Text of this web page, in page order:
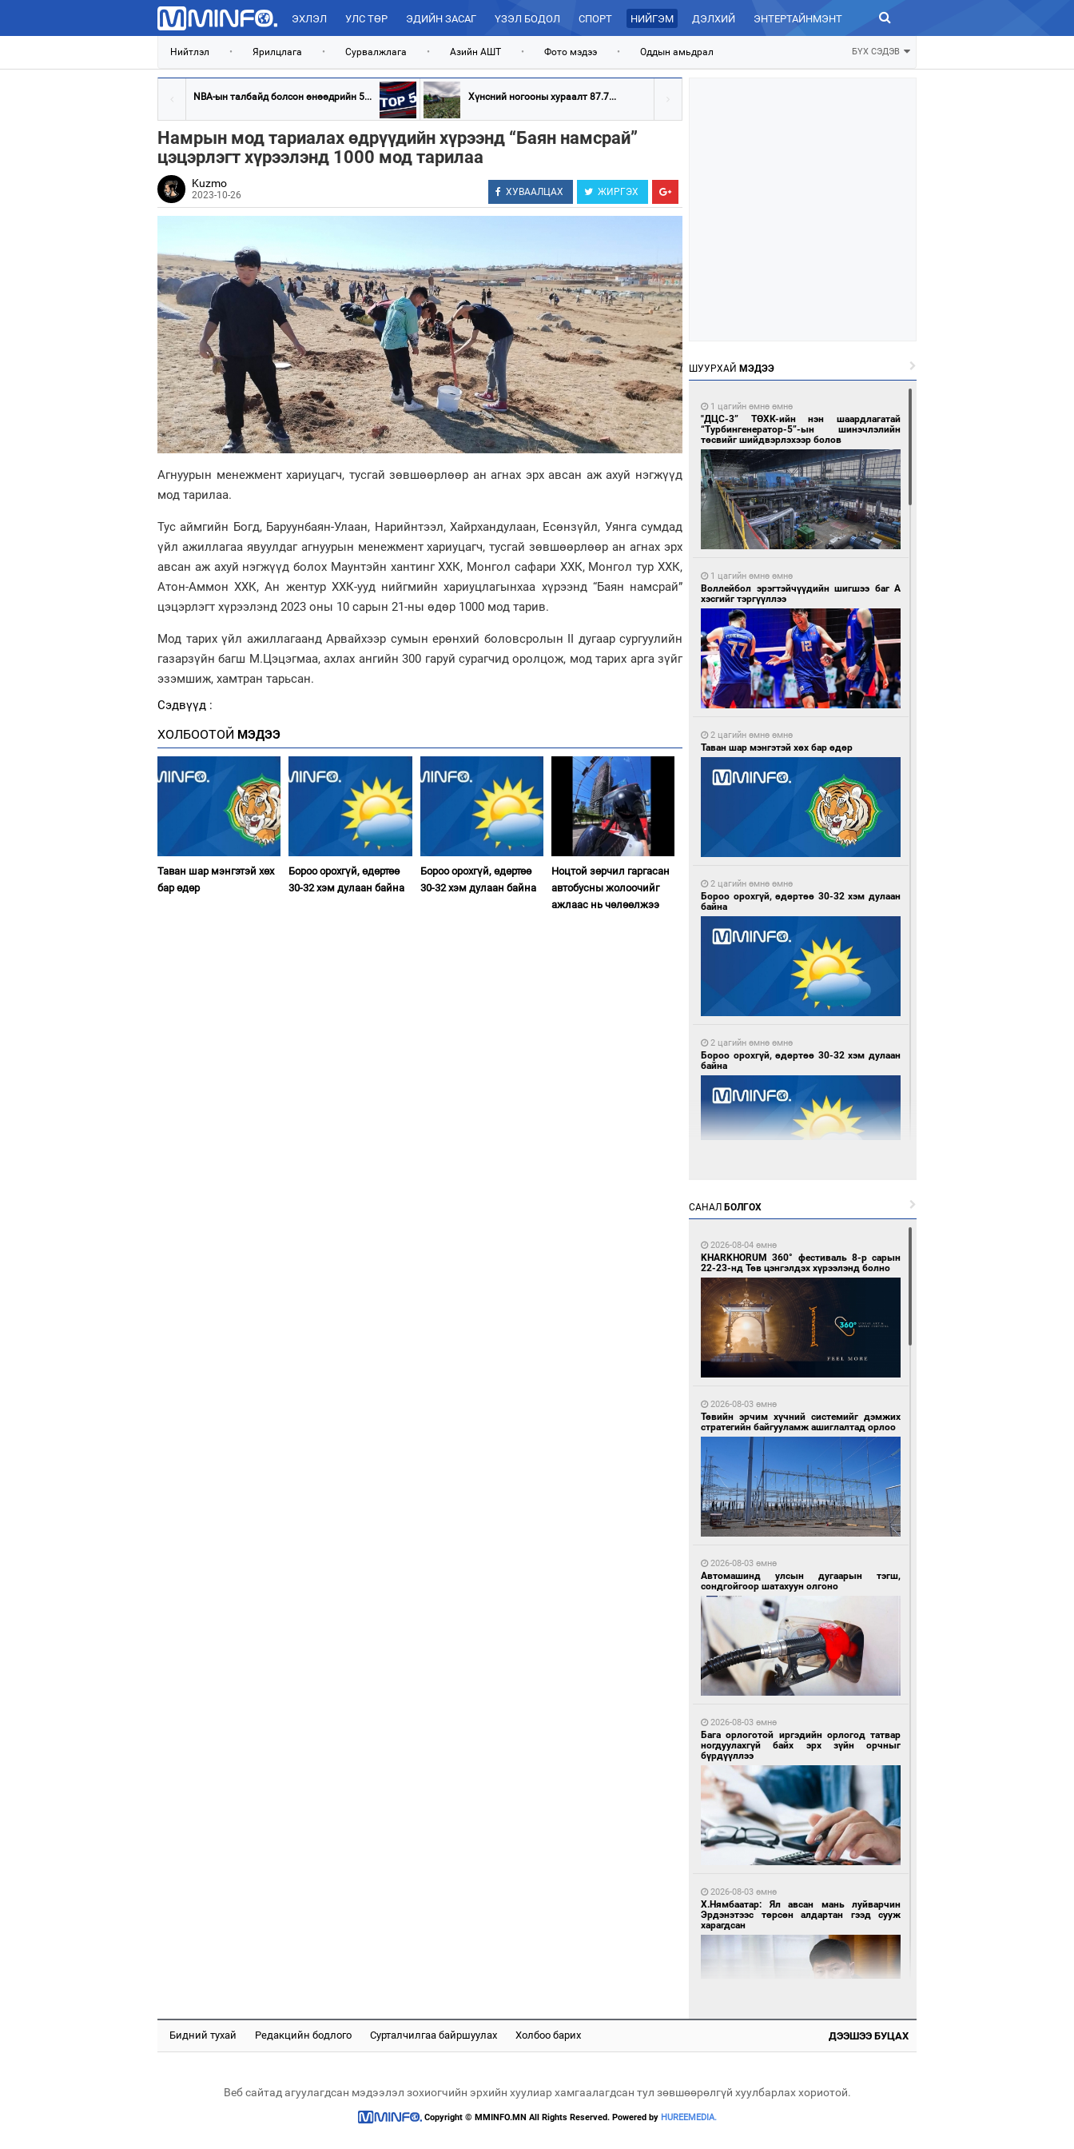
ЭХЛЭЛ УЛС ТӨР ЭДИЙН ЗАСАГ ҮЗЭЛ БОДОЛ СПОРТ НИЙГЭМ ДЭЛХИЙ ЭНТЕРТАЙНМЭНТ ЗУРХАЙ
Нийтлэл • Ярилцлага • Сурвалжлага • Азийн АШТ • Фото мэдээ • Оддын амьдрал БҮХ СЭДЭВ
NBA-ын талбайд болсон өнөөдрийн 5... Хүнсний ногооны хураалт 87.7...
Намрын мод тариалах өдрүүдийн хүрээнд “Баян намсрай”
цэцэрлэгт хүрээлэнд 1000 мод тарилаа
Kuzmo
2023-10-26 ХУВААЛЦАХ ЖИРГЭХ
Агнуурын менежмент хариуцагч, тусгай зөвшөөрлөөр ан агнах эрх авсан аж ахуй нэгжүүд
мод тарилаа.
Тус аймгийн Богд, Баруунбаян-Улаан, Нарийнтээл, Хайрхандулаан, Есөнзүйл, Уянга сумдад
үйл ажиллагаа явуулдаг агнуурын менежмент хариуцагч, тусгай зөвшөөрлөөр ан агнах эрх
авсан аж ахуй нэгжүүд болох Маунтэйн хантинг ХХК, Монгол сафари ХХК, Монгол тур ХХК,
Атон-Аммон ХХК, Ан жентур ХХК-ууд нийгмийн хариуцлагынхаа хүрээнд “Баян намсрай”
цэцэрлэгт хүрээлэнд 2023 оны 10 сарын 21-ны өдөр 1000 мод тарив.
Мод тарих үйл ажиллагаанд Арвайхээр сумын ерөнхий боловсролын II дугаар сургуулийн
газарзүйн багш М.Цэцэгмаа, ахлах ангийн 300 гаруй сурагчид оролцож, мод тарих арга зүйг
эзэмшиж, хамтран тарьсан.
Сэдвүүд :
ХОЛБООТОЙ МЭДЭЭ
Таван шар мэнгэтэй хөх
бар өдөр
Бороо орохгүй, өдөртөө
30-32 хэм дулаан байна
Бороо орохгүй, өдөртөө
30-32 хэм дулаан байна
Ноцтой зөрчил гаргасан
автобусны жолоочийг
ажлаас нь чөлөөлжээ
ШУУРХАЙ МЭДЭЭ
1 цагийн өмнө өмнө
"ДЦС-3” ТӨХК-ийн нэн шаардлагатай
“Турбингенератор-5”-ын шинэчлэлийн
төсвийг шийдвэрлэхээр болов
1 цагийн өмнө өмнө
Воллейбол эрэгтэйчүүдийн шигшээ баг А
хэсгийг тэргүүллээ
2 цагийн өмнө өмнө
Таван шар мэнгэтэй хөх бар өдөр
2 цагийн өмнө өмнө
Бороо орохгүй, өдөртөө 30-32 хэм дулаан
байна
2 цагийн өмнө өмнө
Бороо орохгүй, өдөртөө 30-32 хэм дулаан
байна
22 цагийн өмнө өмнө
23 цагийн өмнө өмнө
1 өдрийн өмнө өмнө
Ирландын алдарт Boyzone хамтлагийн
1 өдрийн өмнө өмнө
1 өдрийн өмнө өмнө
Монгол Улсын волейболын шигшээ баг
өнөөдөр Хятадын эсрэг тоглоно
дугаартай автомашинтай иргэдэд шатахуун
САНАЛ БОЛГОХ
2026-08-04 өмнө
KHARKHORUM 360° фестиваль 8-р сарын
22-23-нд Төв цэнгэлдэх хүрээлэнд болно
2026-08-03 өмнө
Төвийн эрчим хүчний системийг дэмжих
стратегийн байгууламж ашиглалтад орлоо
2026-08-03 өмнө
Автомашинд улсын дугаарын тэгш,
сондгойгоор шатахуун олгоно
2026-08-03 өмнө
Бага орлоготой иргэдийн орлогод татвар
ногдуулахгүй байх эрх зүйн орчныг
бүрдүүллээ
2026-08-03 өмнө
Х.Нямбаатар: Ял авсан мань луйварчин
Эрдэнэтээс төрсөн алдартан гээд сууж
харагдсан
Бидний тухай Редакцийн бодлого Сурталчилгаа байршуулах Холбоо барих ДЭЭШЭЭ БУЦАХ
Веб сайтад агуулагдсан мэдээлэл зохиогчийн эрхийн хуулиар хамгаалагдсан тул зөвшөөрөлгүй хуулбарлах хориотой.
Copyright © MMINFO.MN All Rights Reserved. Powered by HUREEMEDIA.